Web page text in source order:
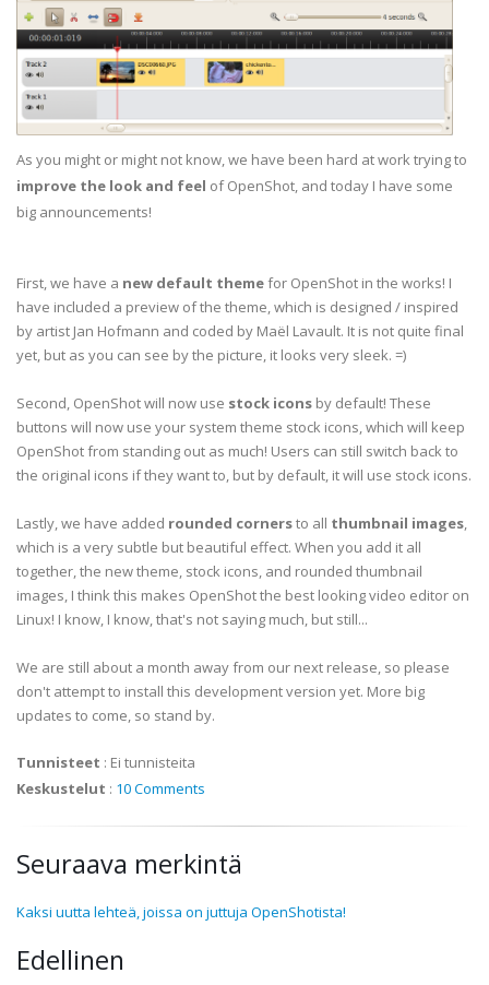
As you might or might not know, we have been hard at work trying to
improve the look and feel of OpenShot, and today I have some
big announcements!
First, we have a new default themefor OpenShot in the works! I
have included a preview of the theme, which is designed / inspired
by artist Jan Hofmann and coded by Maël Lavault. It is not quite final
yet, but as you can see by the picture, it looks very sleek. =)
Second, OpenShot will now use stock icons by default! These
buttons will now use your system theme stock icons, which will keep
OpenShot from standing out as much! Users can still switch back to
the original icons if they want to, but by default, it will use stock icons.
Lastly, we have added rounded cornersto all thumbnail images,
which is a very subtle but beautiful effect. When you add it all
together, the new theme, stock icons, and rounded thumbnail
images, I think this makes OpenShot the best looking video editor on
Linux! I know, I know, that's not saying much, but still...
We are still about a month away from our next release, so please
don't attempt to install this development version yet. More big
updates to come, so stand by.
Tunnisteet : Ei tunnisteita
Keskustelut : 10 Comments
Seuraava merkintä
Kaksi uutta lehteä, joissa on juttuja OpenShotista!
Edellinen